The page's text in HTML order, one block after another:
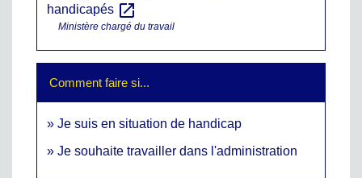
handicapés open_in_new
Ministère chargé du travail
Comment faire si...
Je suis en situation de handicap
Je souhaite travailler dans l'administration